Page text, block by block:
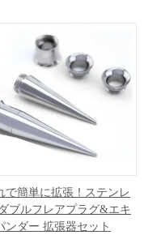
で簡単に拡張！ステンレ
ブルフレアプラグ&エキ
ンダー 拡張器セット